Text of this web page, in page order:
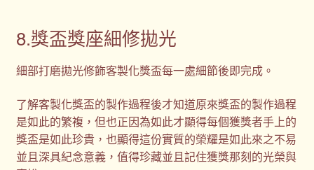
8.獎盃獎座細修拋光
細部打磨拋光修飾客製化獎盃每一處細節後即完成。
了解客製化獎盃的製作過程後才知道原來獎盃的製作過程
是如此的繁複，但也正因為如此才顯得每個獲獎者手上的
獎盃是如此珍貴，也顯得這份實質的榮耀是如此來之不易
並且深具紀念意義，值得珍藏並且記住獲獎那刻的光榮與